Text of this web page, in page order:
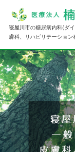
寝屋川市の糖尿病内科(ダ
膚科、リハビリテーション
ホーム
診療内容
院長挨拶
介護サービス
医院概要